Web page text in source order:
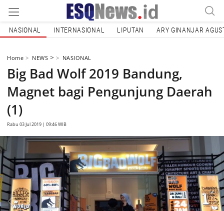
NASIONAL INTERNASIONAL LIPUTAN ARY GINANJAR
Home NEWS > NASIONAL
Big Bad Wolf 2019 Bandung,
Magnet bagi Pengunjung Daerah
(1)
Rabu 03 Jul 2019 | 09:46 WIB